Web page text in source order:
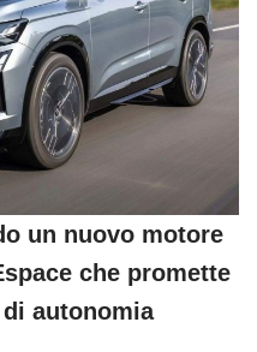
un nuovo motore
che promette
autonomia